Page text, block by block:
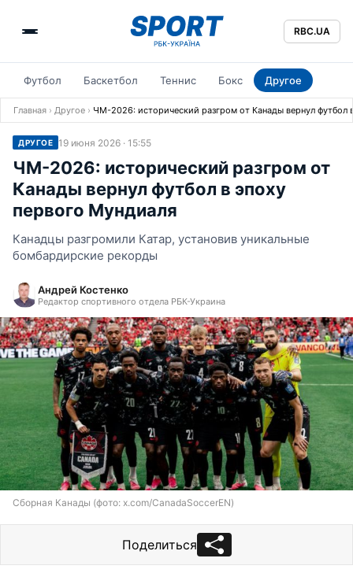
RBC.UA
Футбол Баскетбол Теннис Бокс Другое
Главная › Другое › ЧМ-2026: исторический разгром от Канады вернул футбол
ДРУГОЕ 19 июня 2026 · 15:55
ЧМ-2026: исторический разгром от
Канады вернул футбол в эпоху
первого Мундиаля
Канадцы разгромили Катар, установив уникальные
бомбардирские рекорды
Андрей Костенко
Редактор спортивного отдела РБК-Украина
Сборная Канады (фото: x.com/CanadaSoccerEN)
Поделиться